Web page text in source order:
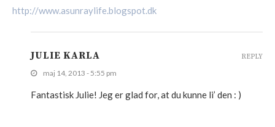
http://www.asunraylife.blogspot.dk
JULIE KARLA
maj 14, 2013 - 5:55 pm
Fantastisk Julie! Jeg er glad for, at du kunne li’ den : )
REPLY